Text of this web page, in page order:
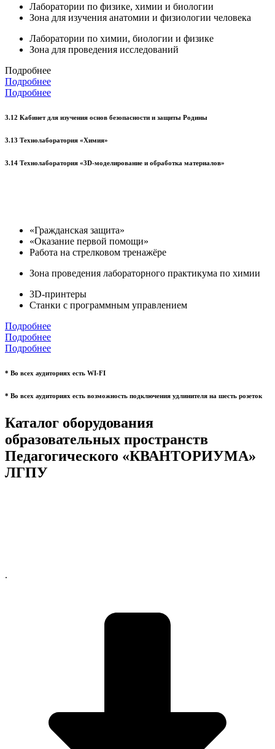
Лаборатории по физике, химии и биологии
Зона для изучения анатомии и физиологии человека
Лаборатории по химии, биологии и физике
Зона для проведения исследований
Подробнее
Подробнее
Подробнее
3.12 Кабинет для изучения основ безопасности и защиты Родины
3.13 Технолаборатория «Химия»
3.14 Технолаборатория «3D-моделирование и обработка материалов»
«Гражданская защита»
«Оказание первой помощи»
Работа на стрелковом тренажёре
Зона проведения лабораторного практикума по химии
3D-принтеры
Станки с программным управлением
Подробнее
Подробнее
Подробнее
* Во всех аудиториях есть WI-FI
* Во всех аудиториях есть возможность подключения удлинителя на шесть розеток
Каталог оборудования
образовательных пространств
Педагогического «КВАНТОРИУМА»
ЛГПУ
.